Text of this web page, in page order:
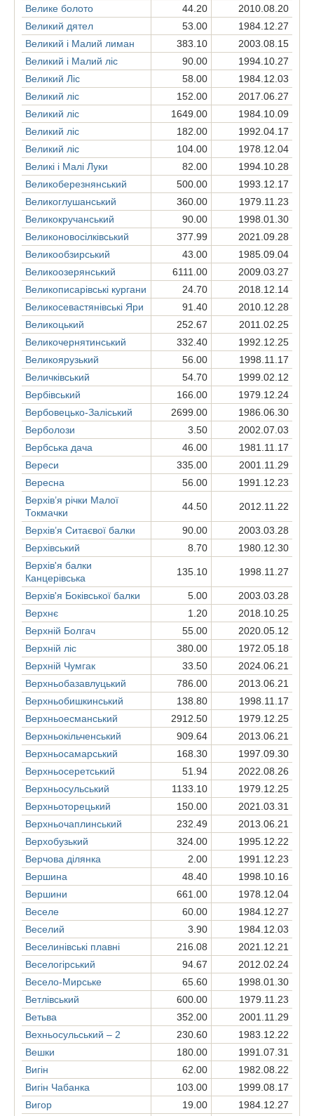
Велике болото
44.20
2010.08.20
Великий дятел
53.00
1984.12.27
Великий і Малий лиман
383.10
2003.08.15
Великий і Малий ліс
90.00
1994.10.27
Великий Ліс
58.00
1984.12.03
Великий ліс
152.00
2017.06.27
Великий ліс
1649.00
1984.10.09
Великий ліс
182.00
1992.04.17
Великий ліс
104.00
1978.12.04
Великі і Малі Луки
82.00
1994.10.28
Великоберезнянський
500.00
1993.12.17
Великоглушанський
360.00
1979.11.23
Великокручанський
90.00
1998.01.30
Великоновосілківський
377.99
2021.09.28
Великообзирський
43.00
1985.09.04
Великоозерянський
6111.00
2009.03.27
Великописарівські кургани
24.70
2018.12.14
Великосевастянівські Яри
91.40
2010.12.28
Великоцький
252.67
2011.02.25
Великочернятинський
332.40
1992.12.25
Великоярузький
56.00
1998.11.17
Величківський
54.70
1999.02.12
Вербівський
166.00
1979.12.24
Вербовецько-Заліський
2699.00
1986.06.30
Верболози
3.50
2002.07.03
Вербська дача
46.00
1981.11.17
Вереси
335.00
2001.11.29
Вересна
56.00
1991.12.23
Верхів’я річки Малої
Токмачки
44.50 2012.11.22
Верхів’я Ситаєвої балки 90.00
2003.03.28
Верхівський
8.70
1980.12.30
Верхів'я балки
Канцерівська
135.10 1998.11.27
Верхів'я Боківської балки 5.00
2003.03.28
Верхнє
1.20
2018.10.25
Верхній Болгач
55.00
2020.05.12
Верхній ліс
380.00
1972.05.18
Верхній Чумгак
33.50
2024.06.21
Верхньобазавлуцький
786.00
2013.06.21
Верхньобишкинський
138.80
1998.11.17
Верхньоесманський
2912.50
1979.12.25
Верхньокільченський
909.64
2013.06.21
Верхньосамарський
168.30
1997.09.30
Верхньосеретський
51.94
2022.08.26
Верхньосульський
1133.10
1979.12.25
Верхньоторецький
150.00
2021.03.31
Верхньочаплинський
232.49
2013.06.21
Верхобузький
324.00
1995.12.22
Верчова ділянка
2.00
1991.12.23
Вершина
48.40
1998.10.16
Вершини
661.00
1978.12.04
Веселе
60.00
1984.12.27
Веселий
3.90
1984.12.03
Веселинівські плавні
216.08
2021.12.21
Веселогірський
94.67
2012.02.24
Весело-Мирське
65.60
1998.01.30
Ветлівський
600.00
1979.11.23
Ветьва
352.00
2001.11.29
Вехньосульський – 2
230.60
1983.12.22
Вешки
180.00
1991.07.31
Вигін
62.00
1982.08.22
Вигін Чабанка
103.00
1999.08.17
Вигор
19.00
1984.12.27